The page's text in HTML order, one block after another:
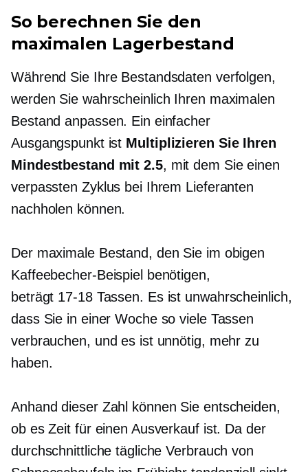
So berechnen Sie den
maximalen Lagerbestand
Während Sie Ihre Bestandsdaten verfolgen,
werden Sie wahrscheinlich Ihren maximalen
Bestand anpassen. Ein einfacher
Ausgangspunkt ist Multiplizieren Sie Ihren
Mindestbestand mit 2.5, mit dem Sie einen
verpassten Zyklus bei Ihrem Lieferanten
nachholen können.
Der maximale Bestand, den Sie im obigen
Kaffeebecher-Beispiel benötigen,
beträgt 17-18Tassen. Es ist unwahrscheinlich,
dass Sie in einer Woche so viele Tassen
verbrauchen, und es ist unnötig, mehr zu
haben.
Anhand dieser Zahl können Sie entscheiden,
ob es Zeit für einen Ausverkauf ist. Da der
durchschnittliche tägliche Verbrauch von